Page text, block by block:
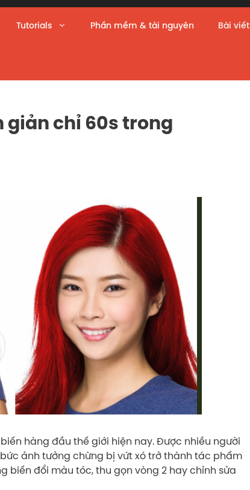
Tutorials Phần mềm & tài nguyên Bài viết
giản chỉ 60s trong
hàng đầu thế giới hiện nay. Được nhiều người
ảnh tưởng chừng bị vứt xó trở thành tác phẩm
biến đổi màu tóc, thu gọn vòng 2 hay chỉnh sửa